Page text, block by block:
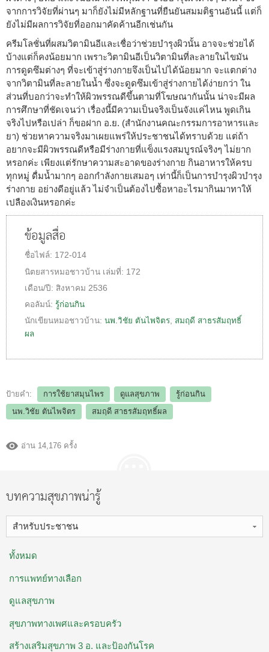
จากการวิจัยที่ผ่านๆ มาก็ยังไม่มีหลักฐานที่ยืนยันสมมติฐานอันนี้ แต่ก็
ยังไม่มีผลการวิจัยที่ออกมาคัดค้านอีกเช่นกัน
ครีมโลชั่นที่ผสมวิตามินอีและเชื่อว่าช่วยบำรุงผิวนั้น อาจจะช่วยได้
บ้างแต่ก็คงน้อยมาก เพราะวิตามินอีเป็นวิตามินที่ละลายในไขมัน
การดูดซึมต่างๆ ที่จะเข้าสู่ร่างกายจึงเป็นไปได้น้อยมาก จะแตกต่าง
จากวิตามินที่ละลายในน้ำ ซึ่งจะดูดซึมเข้าสู่ร่างกายได้ง่ายกว่า ใน
ส่วนที่บอกว่าจะทำให้ผิวพรรณดีขึ้นตามที่โฆษณากันนั้น น่าจะมีผล
การศึกษาที่ชัดเจนว่า เรื่องนี้มีความเป็นจริงเป็นจังแค่ไหน พูดเกิน
จริงไปหรือเปล่า ก็ขอฝาก อ.ย. (สำนักงานคณะกรรมการอาหารและ
ยา) ช่วยหาความจริงมาเผยแพร่ให้ประชาชนได้ทราบด้วย แต่ถ้า
อยากจะมีผิวพรรณดีหรือมีร่างกายที่แข็งแรงสมบูรณ์จริงๆ ไม่ยาก
หรอกค่ะ เพียงแต่รักษาความสะอาดของร่างกาย กินอาหารให้ครบ
ทุกหมู่ ดื่มน้ำมากๆ ออกกำลังกายเสมอๆ เท่านี้ก็เป็นการบำรุงผิวบำรุง
ร่างกาย อย่างดีอยู่แล้ว ไม่จำเป็นต้องไปซื้อหาอะไรมากินมาทาให้
เปลืองเงินหรอกค่ะ
ข้อมูลสื่อ
ชื่อไฟล์: 172-014
นิตยสารหมอชาวบ้าน เล่มที่: 172
เดือน/ปี: สิงหาคม 2536
คอลัมน์: รู้ก่อนกิน
นักเขียนหมอชาวบ้าน: นพ.วิชัย ตันไพจิตร สมฤดี สาธรสัมฤทธิ์
ผล
ป้ายคำ: การใช้ยาสมุนไพร ดูแลสุขภาพ
รู้ก่อนกิน
นพ.วิชัย ตันไพจิตร
สมฤดี สาธรสัมฤทธิ์ผล
อ่าน 14,176 ครั้ง
บทความสุขภาพน่ารู้
สำหรับประชาชน
ทั้งหมด
การแพทย์ทางเลือก
ดูแลสุขภาพ
สุขภาพทางเพศและครอบครัว
สร้างเสริมสุขภาพ 3 อ. ​และป้องกันโรค